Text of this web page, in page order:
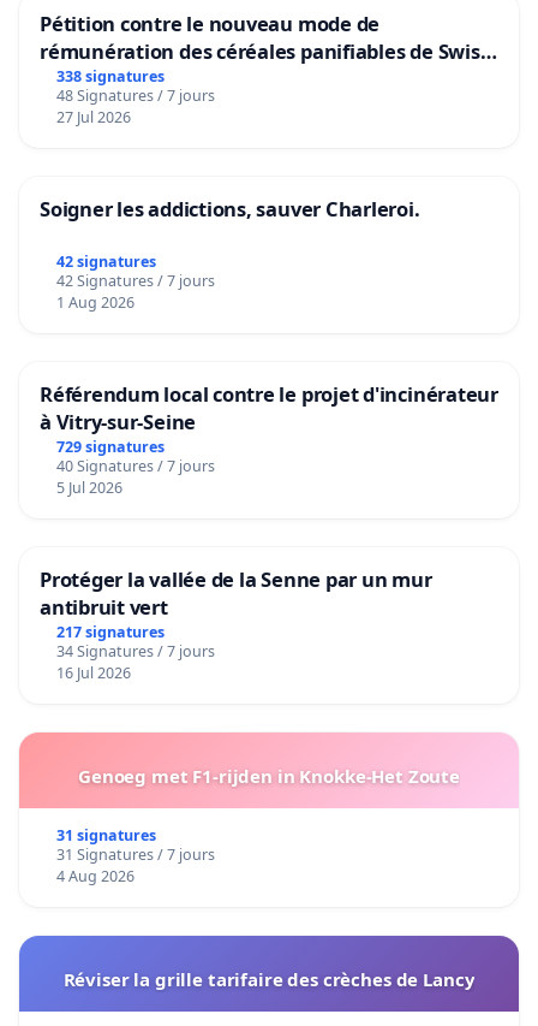
Pétition contre le nouveau mode de
rémunération des céréales panifiables de Swiss
granum basé sur la teneur en protéines
338 signatures
48 Signatures / 7 jours
27 Jul 2026
Soigner les addictions, sauver Charleroi.
42 signatures
42 Signatures / 7 jours
1 Aug 2026
Référendum local contre le projet d'incinérateur
à Vitry-sur-Seine
729 signatures
40 Signatures / 7 jours
5 Jul 2026
Protéger la vallée de la Senne par un mur
antibruit vert
217 signatures
34 Signatures / 7 jours
16 Jul 2026
Genoeg met F1-rijden in Knokke-Het Zoute
31 signatures
31 Signatures / 7 jours
4 Aug 2026
Réviser la grille tarifaire des crèches de Lancy